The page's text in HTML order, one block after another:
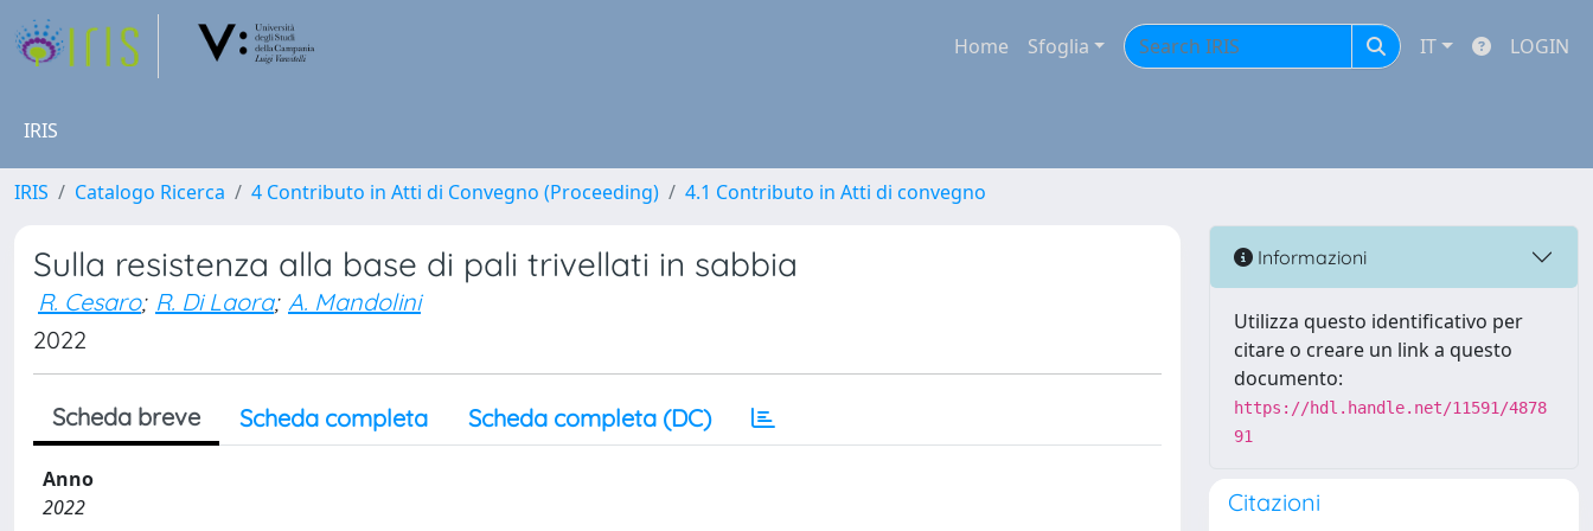
Home Sfoglia IT LOGIN
IRIS
IRIS Catalogo Ricerca 4 Contributo in Atti di Convegno (Proceeding) 4.1 Contributo in Atti di convegno
Sulla resistenza alla base di pali trivellati in sabbia
R. Cesaro; R. Di Laora; A. Mandolini
2022
Scheda breve Scheda completa Scheda completa (DC)
Anno
2022
Informazioni
Utilizza questo identificativo per
citare o creare un link a questo
documento:
https://hdl.handle.net/11591/4878
91
Citazioni